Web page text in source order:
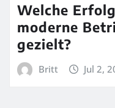
Welche
moderne
gezielt?
Britt Jul 2,